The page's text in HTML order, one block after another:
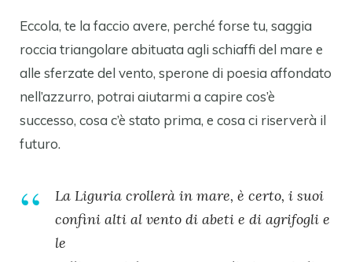
Eccola, te la faccio avere, perché forse tu, saggia
roccia triangolare abituata agli schiaffi del mare e
alle sferzate del vento, sperone di poesia affondato
nell’azzurro, potrai aiutarmi a capire cos’è
successo, cosa c’è stato prima, e cosa ci riserverà il
futuro.
La Liguria crollerà in mare, è certo, i suoi
confini alti al vento di abeti e di agrifogli e
le